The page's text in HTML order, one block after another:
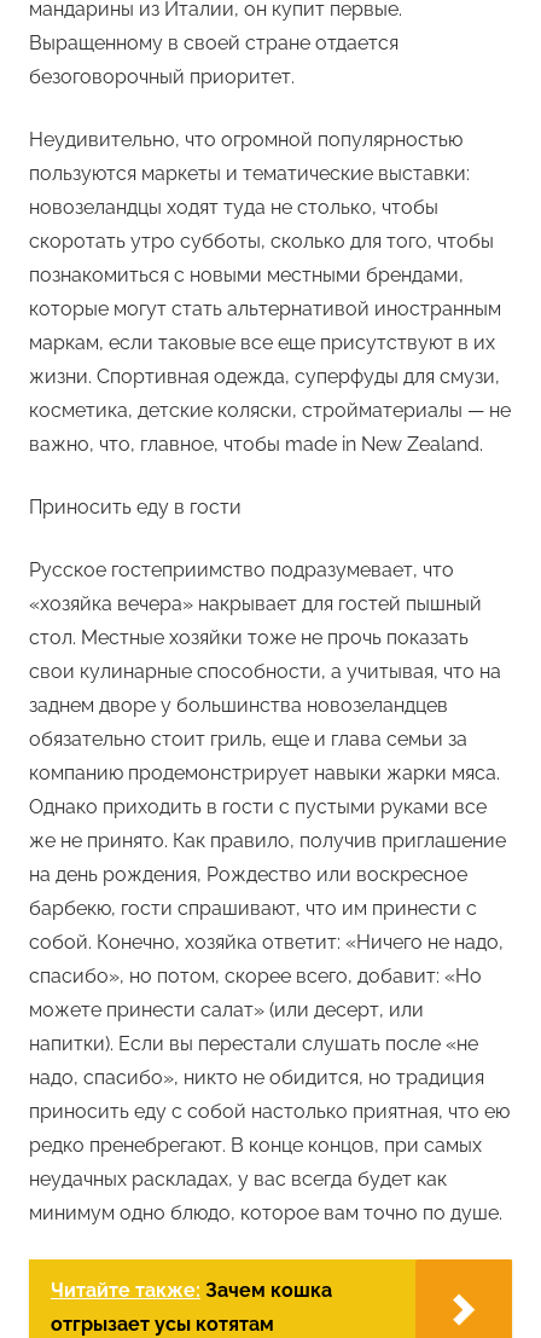
мандарины из Италии, он купит первые.
Выращенному в своей стране отдается
безоговорочный приоритет.
Неудивительно, что огромной популярностью
пользуются маркеты и тематические выставки:
новозеландцы ходят туда не столько, чтобы
скоротать утро субботы, сколько для того, чтобы
познакомиться с новыми местными брендами,
которые могут стать альтернативой иностранным
маркам, если таковые все еще присутствуют в их
жизни. Спортивная одежда, суперфуды для смузи,
косметика, детские коляски, стройматериалы — не
важно, что, главное, чтобы made in New Zealand.
Приносить еду в гости
Русское гостеприимство подразумевает, что
«хозяйка вечера» накрывает для гостей пышный
стол. Местные хозяйки тоже не прочь показать
свои кулинарные способности, а учитывая, что на
заднем дворе у большинства новозеландцев
обязательно стоит гриль, еще и глава семьи за
компанию продемонстрирует навыки жарки мяса.
Однако приходить в гости с пустыми руками все
же не принято. Как правило, получив приглашение
на день рождения, Рождество или воскресное
барбекю, гости спрашивают, что им принести с
собой. Конечно, хозяйка ответит: «Ничего не надо,
спасибо», но потом, скорее всего, добавит: «Но
можете принести салат» (или десерт, или
напитки). Если вы перестали слушать после «не
надо, спасибо», никто не обидится, но традиция
приносить еду с собой настолько приятная, что ею
редко пренебрегают. В конце концов, при самых
неудачных раскладах, у вас всегда будет как
минимум одно блюдо, которое вам точно по душе.
Читайте также: Зачем кошка
отгрызает усы котятам